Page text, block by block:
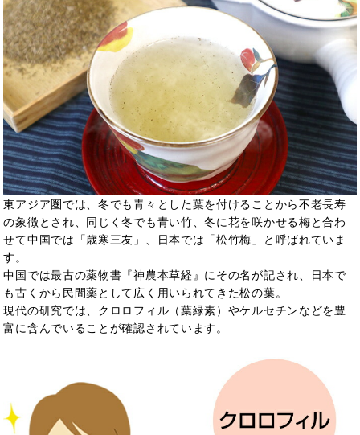
東アジア圏では、冬でも青々とした葉を付けることから不老長寿
の象徴とされ、同じく冬でも青い竹、冬に花を咲かせる梅と合わ
せて中国では「歳寒三友」、日本では「松竹梅」と呼ばれていま
す。
中国では最古の薬物書『神農本草経』にその名が記され、日本で
も古くから民間薬として広く用いられてきた松の葉。
現代の研究では、クロロフィル（葉緑素）やケルセチンなどを豊
富に含んでいることが確認されています。